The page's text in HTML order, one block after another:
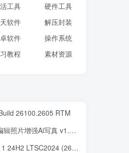
工具
硬件工具
软件
解压封装
软件
操作系统
教程 素材资源
26100.2605 RTM
ToonTap 卡通照片编辑照片增强Ai写真 v1.25.49 解锁Pro专业版
不忘初心 Windows11 24H2 LTSC2024 (26100.2033) x64 纯净 深度精简 无更新 (2024.10.15)